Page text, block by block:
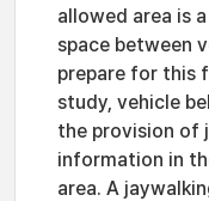
allowed area is
space between
prepare for this
study, vehicle
the provision of
information in
area. A